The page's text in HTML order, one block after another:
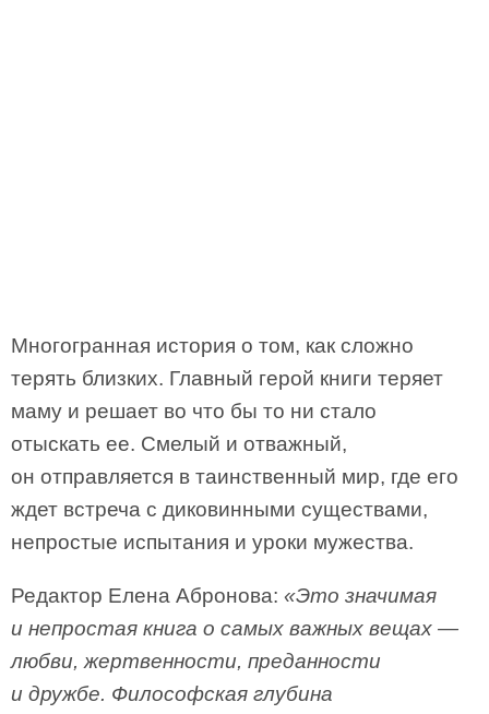
Многогранная история о том, как сложно
терять близких. Главный герой книги теряет
маму и решает во что бы то ни стало
отыскать ее. Смелый и отважный,
он отправляется в таинственный мир, где его
ждет встреча с диковинными существами,
непростые испытания и уроки мужества.
Редактор Елена Абронова: «Это значимая
и непростая книга о самых важных вещах —
любви, жертвенности, преданности
и дружбе. Философская глубина